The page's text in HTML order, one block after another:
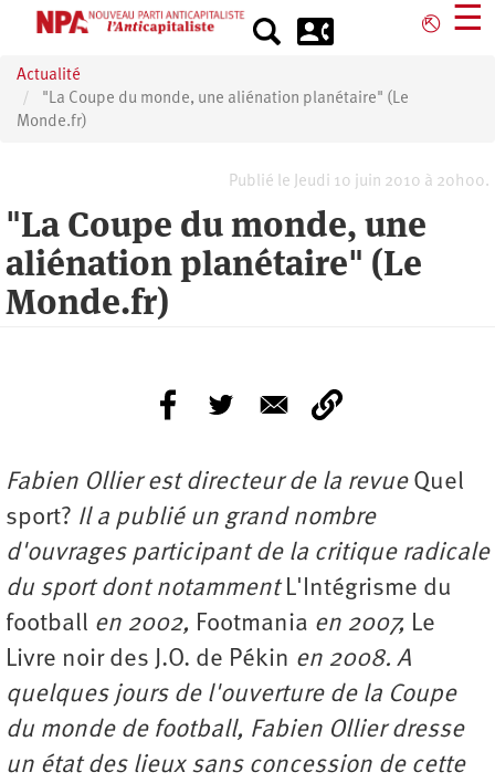
principal
⎋ ☰
Actualité
"La Coupe du monde, une aliénation planétaire" (Le
Monde.fr)
Publié le Jeudi 10 juin 2010 à 20h00.
"La Coupe du monde, une
aliénation planétaire" (Le
Monde.fr)
Fabien Ollier est directeur de la revue Quel
sport? Il a publié un grand nombre
d'ouvrages participant de la critique radicale
du sport dont notammentL'Intégrisme du
football en 2002, Footmania en 2007, Le
Livre noir des J.O. de Pékin en 2008. A
quelques jours de l'ouverture de la Coupe
du monde de football, Fabien Ollier dresse
un état des lieux sans concession de cette